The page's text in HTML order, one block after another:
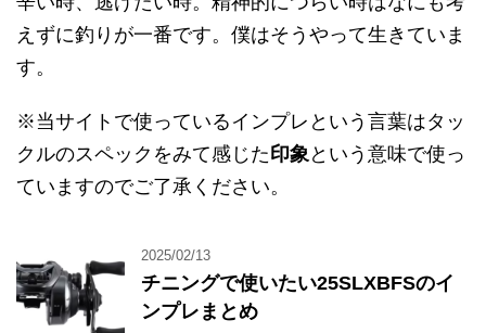
えずに釣りが一番です。僕はそうやって生きていま
す。
※当サイトで使っているインプレという言葉はタッ
クルのスペックをみて感じた印象という意味で使っ
ていますのでご了承ください。
2025/02/13
チニングで使いたい25SLXBFSのイ
ンプレまとめ